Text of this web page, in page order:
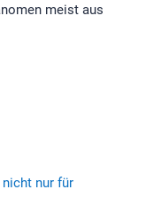
meist aus
nicht nur für